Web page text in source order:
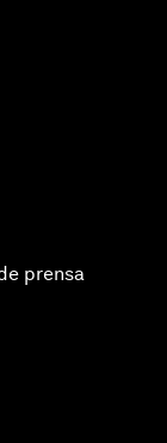
prensa